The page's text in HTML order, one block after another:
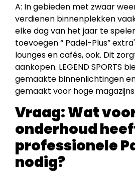
A: In gebieden met zwaar
verdienen binnenplekken
elke dag van het jaar te
toevoegen “ Padel-Plus”
lounges en cafés, ook. Dit
aankopen. LEGEND SPORTS
gemaakte binnenlichtingen
gemaakt voor hoge
Vraag:Wat
onderhoud
professionele
nodig?